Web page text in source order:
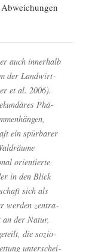
auch inner­halb
der Land­wirt­
et al. 2006).
Phä­
ein spür­ba­rer
ori­en­tier­te
in den Blick
sich als
wer­den zen­tra­
an der Natur,
die sozio­
unter­schei­